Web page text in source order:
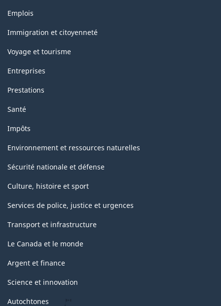
Thèmes
sujets
Emplois
Immigration et citoyenneté
Voyage et tourisme
Entreprises
Prestations
Santé
Impôts
Environnement et ressources naturelles
Sécurité nationale et défense
Culture, histoire et sport
Services de police, justice et urgences
Transport et infrastructure
Le Canada et le monde
Argent et finance
Science et innovation
Autochtones